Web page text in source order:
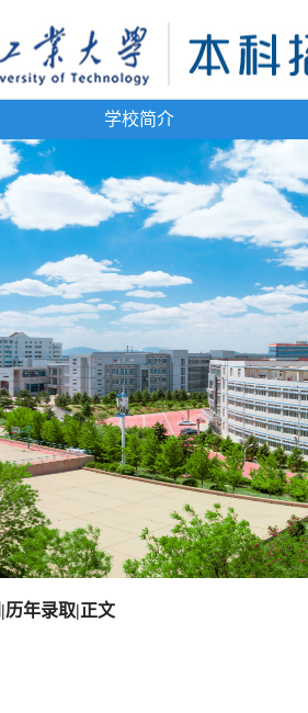
学校简介
|历年录取|正文